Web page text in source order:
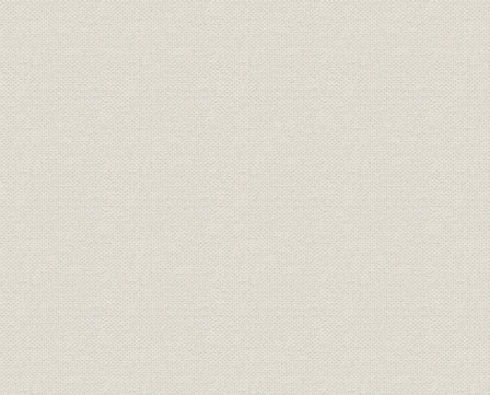
6. ディーゼル部門の発展
第7章 低成長時代を迎えて
1. 概況
2. 損益改善特別対策―〓[○+特]対策
3. 体質改善特別対策―第2〓[○+特]対策
4. 二見工場の建設
5. 造船不況の深刻化と操業対策
創業75周年記念日における当所社員への国村所長あいさつ
最近10年間の所長方針